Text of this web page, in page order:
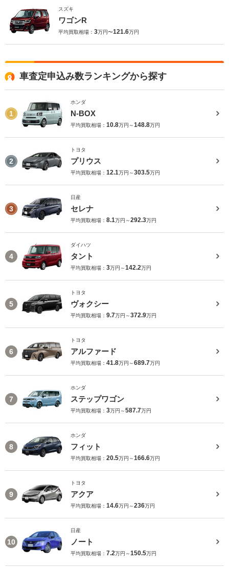
スズキ
ワゴンR
平均買取相場： 3万円〜121.6万円
車査定申込み数ランキングから探す
1
ホンダ
N-BOX
平均買取相場： 10.8万円～148.8万円
2
トヨタ
プリウス
平均買取相場： 12.1万円～303.5万円
3
日産
セレナ
平均買取相場： 8.1万円～292.3万円
4
ダイハツ
タント
平均買取相場： 3万円～142.2万円
5
トヨタ
ヴォクシー
平均買取相場： 9.7万円～372.9万円
6
トヨタ
アルファード
平均買取相場： 41.8万円～689.7万円
7
ホンダ
ステップワゴン
平均買取相場： 3万円～587.7万円
8
ホンダ
フィット
平均買取相場： 20.5万円～166.6万円
9
トヨタ
アクア
平均買取相場： 14.6万円～236万円
10
日産
ノート
平均買取相場： 7.2万円～150.5万円